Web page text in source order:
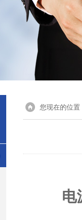
您现在的位置
电